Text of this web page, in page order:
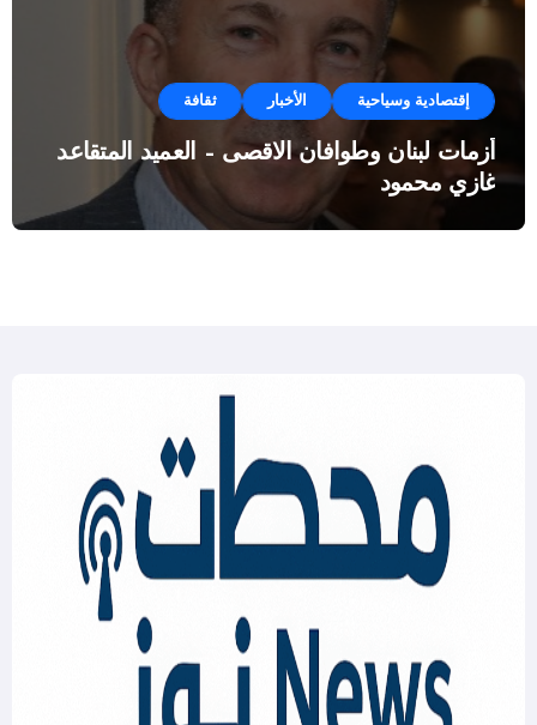
إقتصادية وسياحية الأخبار ثقافة
أزمات لبنان وطوافان الاقصى – العميد المتقاعد
غازي محمود